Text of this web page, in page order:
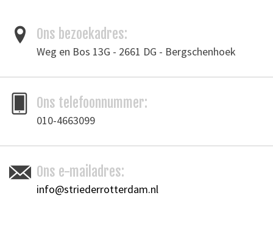
Ons bezoekadres:
Weg en Bos 13G - 2661 DG - Bergschenhoek
Ons telefoonnummer:
010-4663099
Ons e-mailadres:
info@striederrotterdam.nl